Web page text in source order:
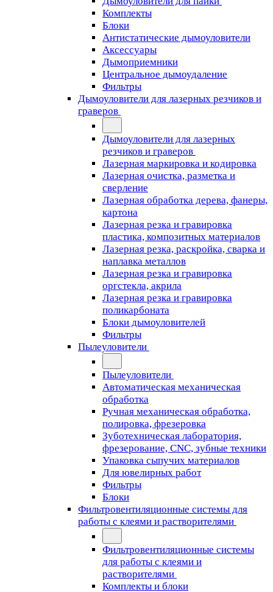
Комплекты
Блоки
Антистатические дымоуловители
Аксессуары
Дымоприемники
Центральное дымоудаление
Фильтры
Дымоуловители для лазерных резчиков и
граверов
Дымоуловители для лазерных
резчиков и граверов
Лазерная маркировка и кодировка
Лазерная очистка, разметка и
сверление
Лазерная обработка дерева, фанеры,
картона
Лазерная резка и гравировка
пластика, композитных материалов
Лазерная резка, раскройка, сварка и
наплавка металлов
Лазерная резка и гравировка
оргстекла, акрила
Лазерная резка и гравировка
поликарбоната
Блоки дымоуловителей
Фильтры
Пылеуловители
Пылеуловители
Автоматическая механическая
обработка
Ручная механическая обработка,
полировка, фрезеровка
Зуботехническая лаборатория,
фрезерование, CNC, зубные техники
Упаковка сыпучих материалов
Для ювелирных работ
Фильтры
Блоки
Фильтровентиляционные системы для
работы с клеями и растворителями
Фильтровентиляционные системы
для работы с клеями и
растворителями
Комплекты и блоки